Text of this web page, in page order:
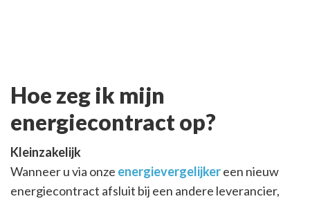
Hoe zeg ik mijn
energiecontract op?
Kleinzakelijk
Wanneer u via onze energievergelijkereen nieuw
energiecontract afsluit bij een andere leverancier,